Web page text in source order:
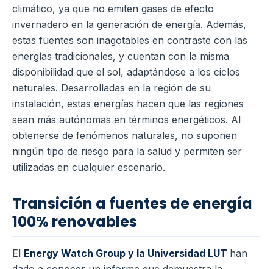
climático, ya que no emiten gases de efecto
invernadero en la generación de energía. Además,
estas fuentes son inagotables en contraste con las
energías tradicionales, y cuentan con la misma
disponibilidad que el sol, adaptándose a los ciclos
naturales. Desarrolladas en la región de su
instalación, estas energías hacen que las regiones
sean más autónomas en términos energéticos. Al
obtenerse de fenómenos naturales, no suponen
ningún tipo de riesgo para la salud y permiten ser
utilizadas en cualquier escenario.
Transición a fuentes de energía
100% renovables
El Energy Watch Group y la Universidad LUT han